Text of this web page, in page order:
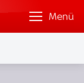
Menü